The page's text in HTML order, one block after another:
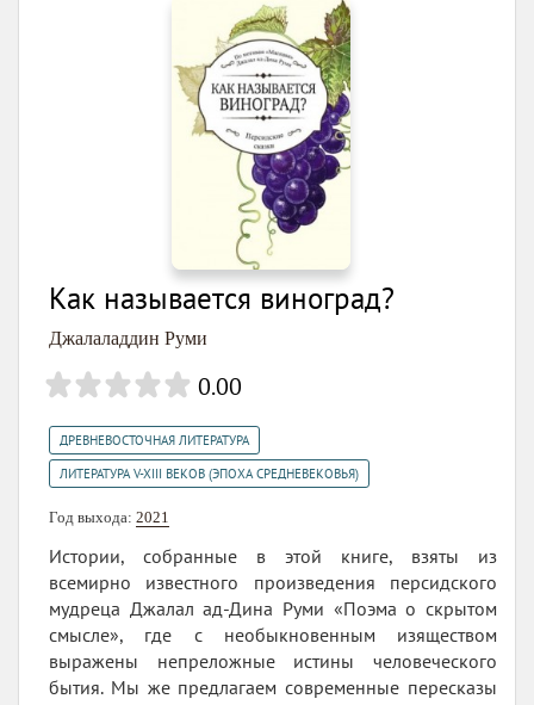
Как называется виноград?
Джалаладдин Руми
0.00
ДРЕВНЕВОСТОЧНАЯ ЛИТЕРАТУРА
ЛИТЕРАТУРА V-XIII ВЕКОВ (ЭПОХА СРЕДНЕВЕКОВЬЯ)
Год выхода: 2021
Истории, собранные в этой книге, взяты из
всемирно известного произведения персидского
мудреца Джалал ад-Дина Руми «Поэма о скрытом
смысле», где с необыкновенным изяществом
выражены непреложные истины человеческого
бытия. Мы же предлагаем современные пересказы